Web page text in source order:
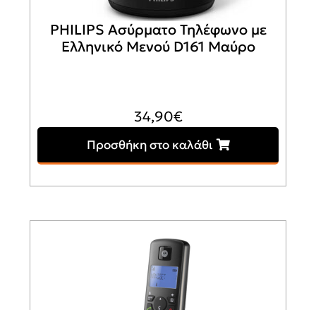
PHILIPS Ασύρματο Τηλέφωνο με
Ελληνικό Μενού D161 Μαύρο
34,90€
Προσθήκη στο καλάθι